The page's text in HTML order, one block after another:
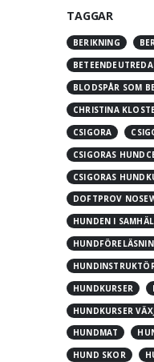
TAGGAR
BERIKNING
BLODSPÅR SOM
CHRISTINA
CSIGORA
CSIGORAS
CSIGORAS
DOFTPROV
HUNDEN I
HUNDKURSER
HUNDKURSER
HUNDMAT
HUND SKOR